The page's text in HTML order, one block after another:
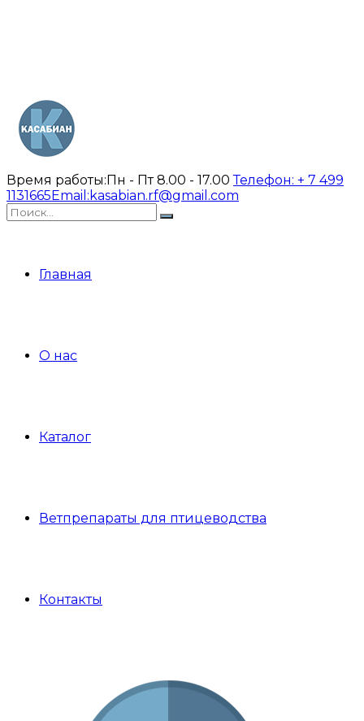
Время работы:Пн - Пт 8.00 - 17.00Телефон: + 7 499
1131665Email: kasabian.rf@gmail.com
Главная
О нас
Каталог
Ветпрепараты для птицеводства
Контакты